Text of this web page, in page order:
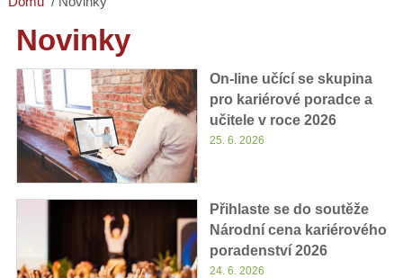
Novinky
On-line učící se skupina
pro kariérové poradce a
učitele v roce 2026
25. 6. 2026
Přihlaste se do soutěže
Národní cena kariérového
poradenství 2026
24. 6. 2026